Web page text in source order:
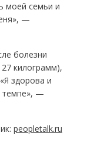
моей семьи и
—
болезни
килограмм),
здорова и
темпе», —
peopletalk.ru